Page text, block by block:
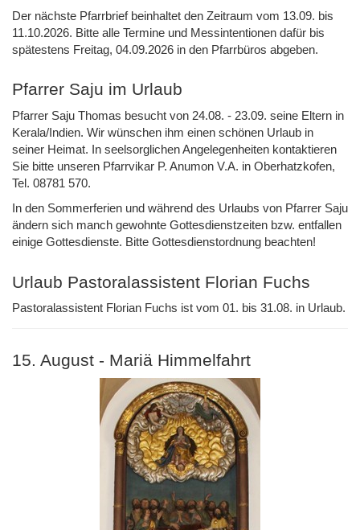
Der nächste Pfarrbrief beinhaltet den Zeitraum vom 13.09. bis
11.10.2026. Bitte alle Termine und Messintentionen dafür bis
spätestens Freitag, 04.09.2026 in den Pfarrbüros abgeben.
Pfarrer Saju im Urlaub
Pfarrer Saju Thomas besucht von 24.08. - 23.09. seine Eltern in
Kerala/Indien. Wir wünschen ihm einen schönen Urlaub in
seiner Heimat. In seelsorglichen Angelegenheiten kontaktieren
Sie bitte unseren Pfarrvikar P. Anumon V.A. in Oberhatzkofen,
Tel. 08781 570.
In den Sommerferien und während des Urlaubs von Pfarrer Saju
ändern sich manch gewohnte Gottesdienstzeiten bzw. entfallen
einige Gottesdienste. Bitte Gottesdienstordnung beachten!
Urlaub Pastoralassistent Florian Fuchs
Pastoralassistent Florian Fuchs ist vom 01. bis 31.08. in Urlaub.
15. August - Mariä Himmelfahrt